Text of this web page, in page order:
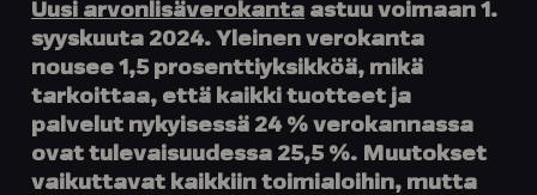
Uusi arvonlisäverokanta astuu voimaan 1.
syyskuuta 2024. Yleinen verokanta
nousee 1,5 prosenttiyksikköä, mikä
tarkoittaa, että kaikki tuotteet ja
palvelut nykyisessä 24 % verokannassa
ovat tulevaisuudessa 25,5 %. Muutokset
vaikuttavat kaikkiin toimialoihin, mutta